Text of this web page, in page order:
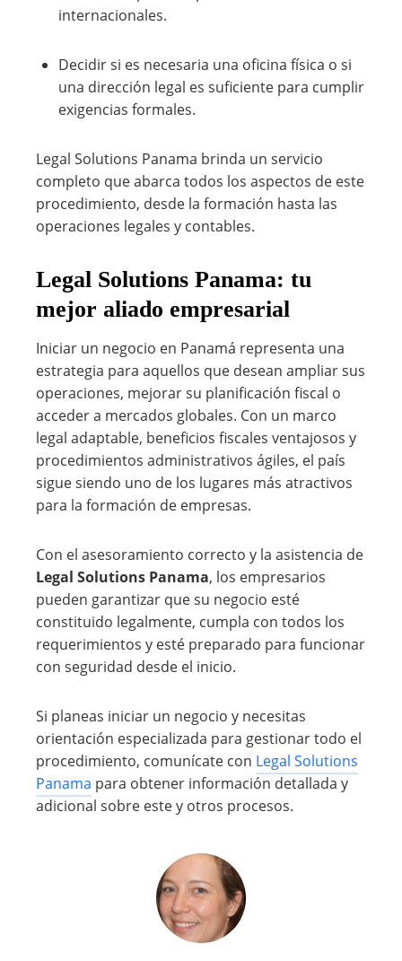
internacionales.
Decidir si es necesaria una oficina física o si
una dirección legal es suficiente para cumplir
exigencias formales.
Legal Solutions Panama brinda un servicio
completo que abarca todos los aspectos de este
procedimiento, desde la formación hasta las
operaciones legales y contables.
Legal Solutions Panama: tu
mejor aliado empresarial
Iniciar un negocio en Panamá representa una
estrategia para aquellos que desean ampliar sus
operaciones, mejorar su planificación fiscal o
acceder a mercados globales. Con un marco
legal adaptable, beneficios fiscales ventajosos y
procedimientos administrativos ágiles, el país
sigue siendo uno de los lugares más atractivos
para la formación de empresas.
Con el asesoramiento correcto y la asistencia de
Legal Solutions Panama, los empresarios
pueden garantizar que su negocio esté
constituido legalmente, cumpla con todos los
requerimientos y esté preparado para funcionar
con seguridad desde el inicio.
Si planeas iniciar un negocio y necesitas
orientación especializada para gestionar todo el
procedimiento, comunícate con Legal Solutions
Panama para obtener información detallada y
adicional sobre este y otros procesos.